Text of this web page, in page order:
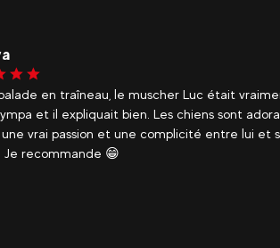
en traîneau, le muscher Luc était
et il expliquait bien. Les chiens sont
vrai passion et une complicité entre lui et
Je recommande 😁